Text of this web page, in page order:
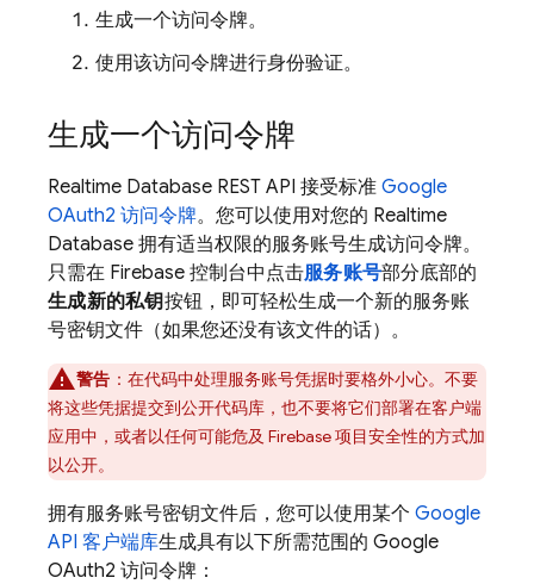
生成一个访问令牌。
使用该访问令牌进行身份验证。
生成一个访问令牌
Realtime Database REST API 接受标准 Google
OAuth2 访问令牌。您可以使用对您的 Realtime
Database 拥有适当权限的服务账号生成访问令牌。
只需在 Firebase 控制台中点击服务账号部分底部的
生成新的私钥按钮，即可轻松生成一个新的服务账
号密钥文件（如果您还没有该文件的话）。
警告 ：在代码中处理服务账号凭据时要格外小心。不要
将这些凭据提交到公开代码库，也不要将它们部署在客户端
应用中，或者以任何可能危及 Firebase 项目安全性的方式加
以公开。
拥有服务账号密钥文件后，您可以使用某个 Google
API 客户端库生成具有以下所需范围的 Google
OAuth2 访问令牌：